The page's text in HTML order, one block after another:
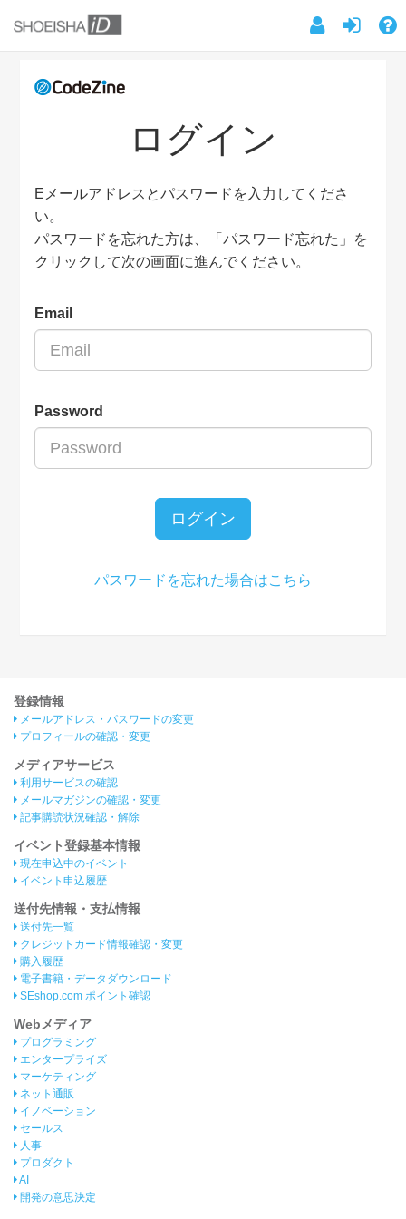
ログイン
Eメールアドレスとパスワードを入力してくださ
い。
パスワードを忘れた方は、「パスワード忘れた」を
クリックして次の画面に進んでください。
Email
Password
ログイン
パスワードを忘れた場合はこちら
登録情報
メールアドレス・パスワードの変更
プロフィールの確認・変更
メディアサービス
利用サービスの確認
メールマガジンの確認・変更
記事購読状況確認・解除
イベント登録基本情報
現在申込中のイベント
イベント申込履歴
送付先情報・支払情報
送付先一覧
クレジットカード情報確認・変更
購入履歴
電子書籍・データダウンロード
SEshop.com ポイント確認
Webメディア
プログラミング
エンタープライズ
マーケティング
ネット通販
イノベーション
セールス
人事
プロダクト
AI
開発の意思決定